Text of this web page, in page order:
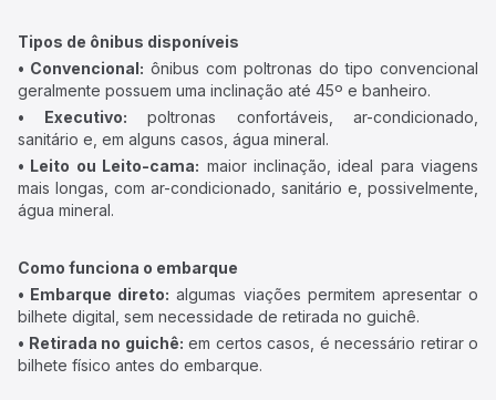
Tipos de ônibus disponíveis
• Convencional: ônibus com poltronas do tipo convencional
geralmente possuem uma inclinação até 45º e banheiro.
• Executivo: poltronas confortáveis, ar-condicionado,
sanitário e, em alguns casos, água mineral.
• Leito ou Leito-cama: maior inclinação, ideal para viagens
mais longas, com ar-condicionado, sanitário e, possivelmente,
água mineral.
Como funciona o embarque
• Embarque direto: algumas viações permitem apresentar o
bilhete digital, sem necessidade de retirada no guichê.
• Retirada no guichê: em certos casos, é necessário retirar o
bilhete físico antes do embarque.